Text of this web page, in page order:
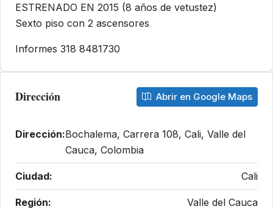
ESTRENADO EN 2015 (8 años de vetustez)
Sexto piso con 2 ascensores
Informes 318 8481730
Dirección Abrir en Google Maps
Dirección:Bochalema, Carrera 108, Cali, Valle del
Cauca, Colombia
Ciudad: Cali
Región: Valle del Cauca